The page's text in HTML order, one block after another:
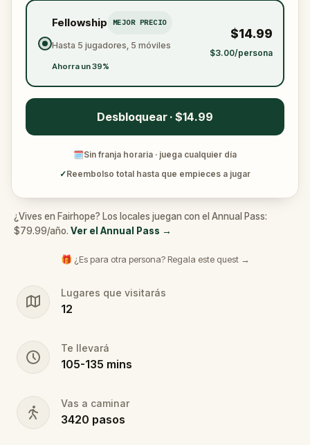
Fellowship MEJOR PRECIO
Hasta 5 jugadores, 5 móviles
Ahorra un 39%
$14.99
$3.00/persona
Desbloquear · $14.99
🗓Sin franja horaria · juega cualquier día
✓Reembolso total hasta que empieces a jugar
¿Vives en Fairhope? Los locales juegan con el Annual Pass:
$79.99/año. Ver el Annual Pass →
🎁 ¿Es para otra persona? Regala este quest →
Lugares que visitarás
12
Te llevará
105-135 mins
Vas a caminar
3420 pasos